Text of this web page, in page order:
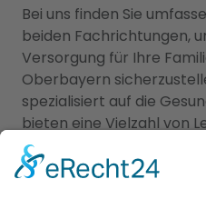
Bei uns finden Sie
beiden Fachrichtungen,
Versorgung für Ihre
Oberbayern
spezialisiert auf die
bieten eine Vielzahl von
Routineuntersuchungen
Augenerkrankungen bis